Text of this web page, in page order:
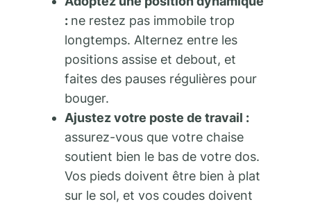
: ne restez pas immobile trop
longtemps. Alternez entre les
positions assise et debout, et
faites des pauses régulières pour
bouger.
Ajustez votre poste de travail :
assurez-vous que votre chaise
soutient bien le bas de votre dos.
Vos pieds doivent être bien à plat
sur le sol, et vos coudes doivent